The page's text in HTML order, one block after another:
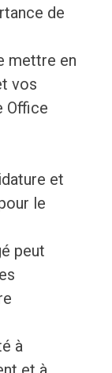
de
mettre en
vos
Office
et
le
peut
à